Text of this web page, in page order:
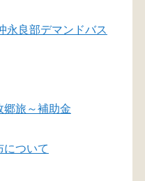
永良部デマンドバス
郷旅～補助金
について